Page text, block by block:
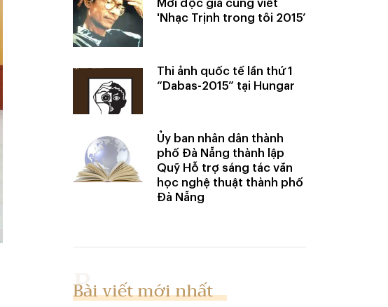
Mời độc giả cùng viết
'Nhạc Trịnh trong tôi 2015’
Thi ảnh quốc tế lần thứ 1
“Dabas-2015” tại Hungar
Ủy ban nhân dân thành
phố Đà Nẵng thành lập
Quỹ Hỗ trợ sáng tác văn
học nghệ thuật thành phố
Đà Nẵng
Bài viết mới nhất